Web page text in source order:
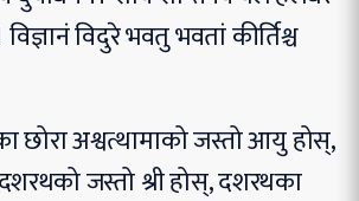
विज्ञानं विदुरे भवतु भवतां कीर्तिश्च
छोरा अश्वत्थामाको जस्तो आयु होस्,
जस्तो श्री होस्, दशरथका